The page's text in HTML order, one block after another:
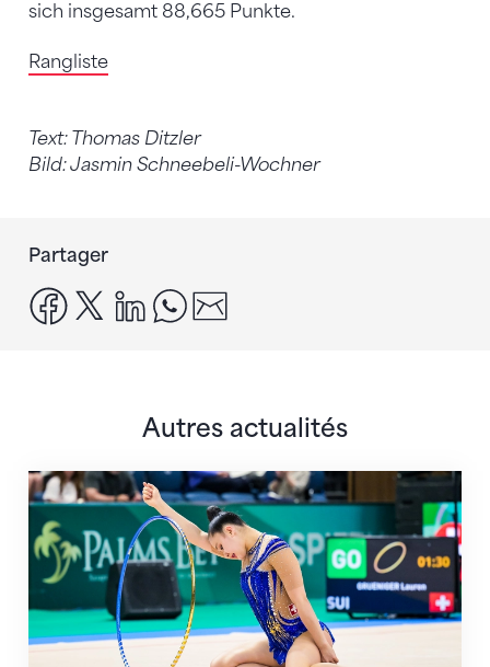
sich insgesamt 88,665 Punkte.
Rangliste
Text: Thomas Ditzler
Bild: Jasmin Schneebeli-Wochner
Partager
facebook
x linkedinwhatsapp
Autres actualités
Prochaine étape : les Championnats du monde